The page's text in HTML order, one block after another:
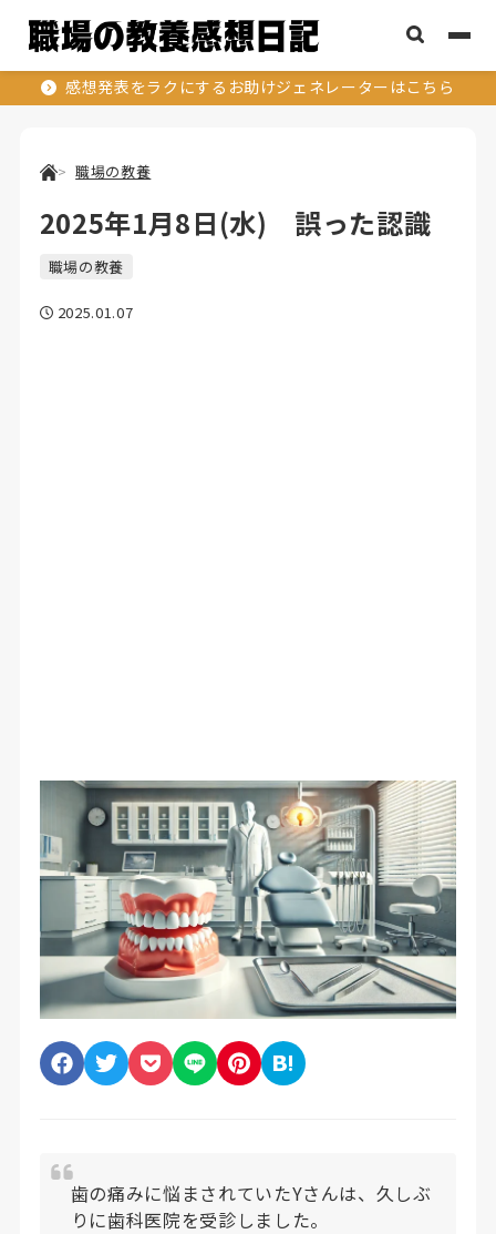
感想発表をラクにするお助けジェネレーターはこちら
職場の教養
2025年1月8日(水) 誤った認識
職場の教養
2025.01.07
歯の痛みに悩まされていたYさんは、久しぶ
りに歯科医院を受診しました。